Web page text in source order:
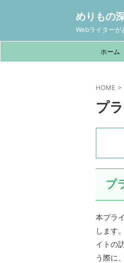
めりもの
Webライターが
ホーム
HOME >
プ
プ
本プラ
します
イトの
う際に